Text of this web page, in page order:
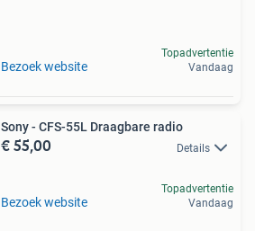
Bezoek website
Topadvertentie
Vandaag
Sony - CFS-55L Draagbare radio
€ 55,00 Details
Bezoek website
Topadvertentie
Vandaag